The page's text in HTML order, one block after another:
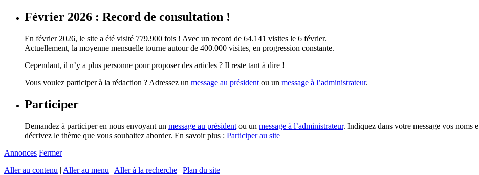
Février 2026 : Record de consultation !
En février 2026, le site a été visité 779.900 fois ! Avec un record de 64.141 visites le 6 février.
Actuellement, la moyenne mensuelle tourne autour de 400.000 visites, en progression constante.
Cependant, il n’y a plus personne pour proposer des articles ? Il reste tant à dire !
Vous voulez participer à la rédaction ? Adressez un message au président ou un message à l’administrateur.
Participer
Demandez à participer en nous envoyant un message au président ou un message à l’administrateur. Indiquez dans votre message vos noms
décrivez le thème que vous souhaitez aborder. En savoir plus : Participer au site
Annonces Fermer
Aller au contenu | Aller au menu | Aller à la recherche | Plan du site